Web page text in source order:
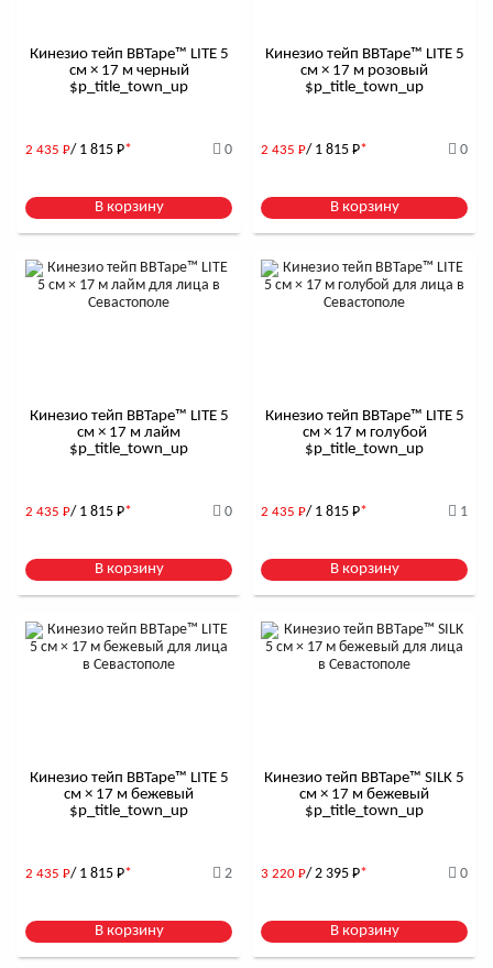
Кинезио тейп BBTape™ LITE 5
см × 17 м черный
$р_title_town_up
2 435 Р/ 1 815 Р* 0
В корзину
Кинезио тейп BBTape™ LITE 5
см × 17 м розовый
$р_title_town_up
2 435 Р/ 1 815 Р* 0
В корзину
Кинезио тейп BBTape™ LITE 5
см × 17 м лайм
$р_title_town_up
2 435 Р/ 1 815 Р* 0
В корзину
Кинезио тейп BBTape™ LITE 5
см × 17 м голубой
$р_title_town_up
2 435 Р/ 1 815 Р* 1
В корзину
Кинезио тейп BBTape™ LITE 5
см × 17 м бежевый
$р_title_town_up
2 435 Р/ 1 815 Р* 2
В корзину
Кинезио тейп BBTape™ SILK 5
см × 17 м бежевый
$р_title_town_up
3 220 Р/ 2 395 Р* 0
В корзину